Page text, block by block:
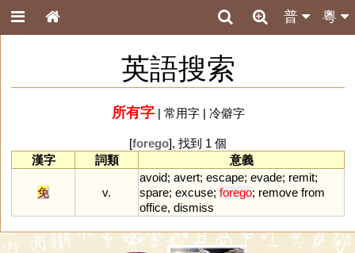
粵
普
英語搜索
所有字| 常用字| 冷僻字
[forego], 找到 1 個
漢字
詞類 意義
免 v.
avoid; avert; escape; evade; remit;
spare; excuse; forego; remove from
office, dismiss